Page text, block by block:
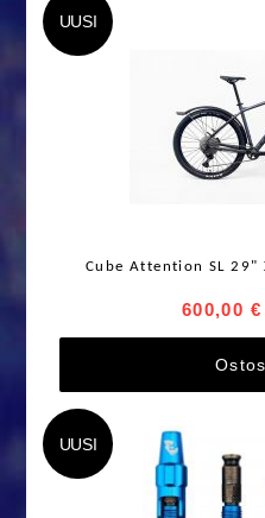
UUSI
Cube Attention SL 29"
600,00 €
UUSI